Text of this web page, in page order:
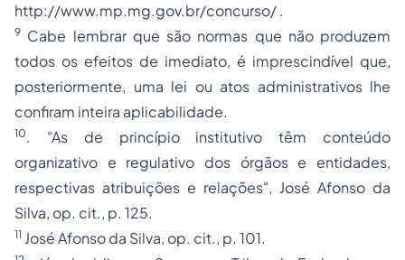
http://www.mp.mg.gov.br/concurso/.
9 Cabe lembrar que são normas que não produzem
todos os efeitos de imediato, é imprescindível que,
posteriormente, uma lei ou atos administrativos lhe
confiram inteira aplicabilidade.
10. "As de princípio institutivo têm conteúdo
organizativo e regulativo dos órgãos e entidades,
respectivas atribuições e relações", José Afonso da
Silva, op. cit., p. 125.
11 José Afonso da Silva, op. cit., p. 101.